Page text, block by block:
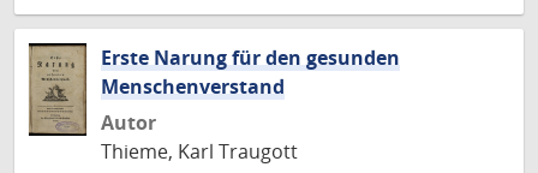
Erste Narung für den gesunden
Menschenverstand
Autor
Thieme, Karl Traugott